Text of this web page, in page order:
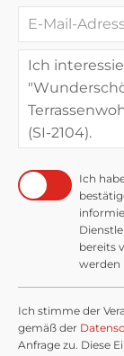
Ich
bereits
werden
Ich stimme der
gemäß der
Anfrage zu. Diese